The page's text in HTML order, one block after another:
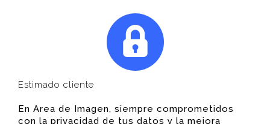
Estimado cliente
En Area de Imagen, siempre comprometidos
con la privacidad de tus datos y la mejora